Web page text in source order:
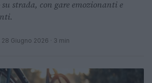
strada, con gare emozionanti e
28 Giugno 2026 · 3 min